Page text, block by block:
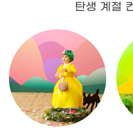
탄생 계절